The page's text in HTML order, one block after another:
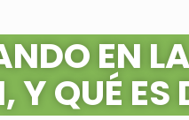
EN
Y QUÉ